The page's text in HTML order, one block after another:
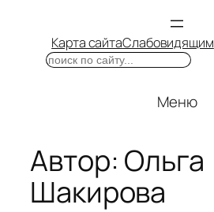
Карта сайтаСлабовидящим
Поиск
Меню
Автор: Ольга
Шакирова